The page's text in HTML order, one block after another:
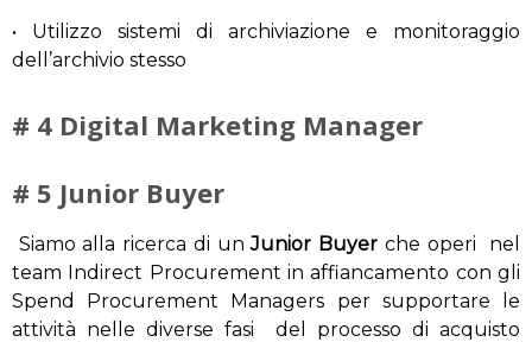
• Utilizzo sistemi di archiviazione e monitoraggio
dell’archivio stesso
# 4 Digital Marketing Manager
# 5 Junior Buyer
Siamo alla ricerca di unJunior Buyer che operi nel
team Indirect Procurement in affiancamento con gli
Spend Procurement Managers per supportare le
attività nelle diverse fasi del processo di acquisto